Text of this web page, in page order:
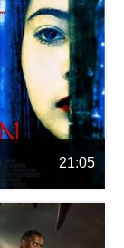
21:05